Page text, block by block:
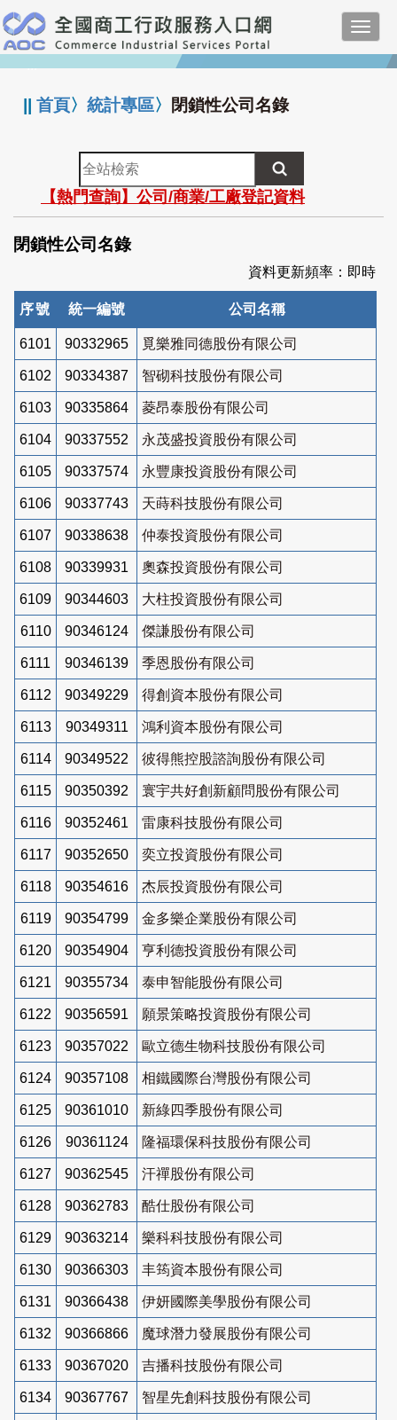
跳
到
主
要
:::
||首頁〉統計專區〉 閉鎖性公司名錄
全
站
檢
索
【熱門查詢】公司/商業/工廠登記資料
閉鎖性公司名錄
資料更新頻率：即時
序號 統一編號 公司名稱
6101 90332965 覓樂雅同德股份有限公司
6102 90334387 智砌科技股份有限公司
6103 90335864 菱昂泰股份有限公司
6104 90337552 永茂盛投資股份有限公司
6105 90337574 永豐康投資股份有限公司
6106 90337743 天蒔科技股份有限公司
6107 90338638 仲泰投資股份有限公司
6108 90339931 奧森投資股份有限公司
6109 90344603 大柱投資股份有限公司
6110 90346124 傑謙股份有限公司
6111 90346139 季恩股份有限公司
6112 90349229 得創資本股份有限公司
6113 90349311 鴻利資本股份有限公司
6114 90349522 彼得熊控股諮詢股份有限公司
6115 90350392 寰宇共好創新顧問股份有限公司
6116 90352461 雷康科技股份有限公司
6117 90352650 奕立投資股份有限公司
6118 90354616 杰辰投資股份有限公司
6119 90354799 金多樂企業股份有限公司
6120 90354904 亨利德投資股份有限公司
6121 90355734 泰申智能股份有限公司
6122 90356591 願景策略投資股份有限公司
6123 90357022 歐立德生物科技股份有限公司
6124 90357108 相鐵國際台灣股份有限公司
6125 90361010 新綠四季股份有限公司
6126 90361124 隆福環保科技股份有限公司
6127 90362545 汗禪股份有限公司
6128 90362783 酷仕股份有限公司
6129 90363214 樂科科技股份有限公司
6130 90366303 丰筠資本股份有限公司
6131 90366438 伊妍國際美學股份有限公司
6132 90366866 魔球潛力發展股份有限公司
6133 90367020 吉播科技股份有限公司
6134 90367767 智星先創科技股份有限公司